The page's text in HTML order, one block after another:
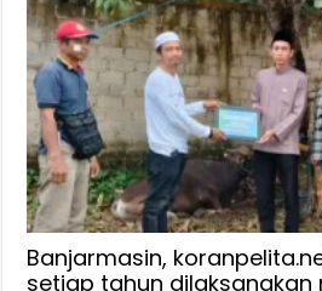
Banjarmasin,
setiap tahun